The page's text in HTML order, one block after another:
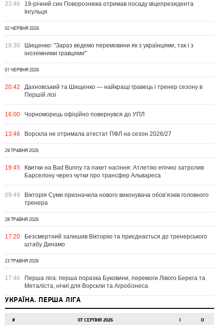
23:46
19-річний син Поворознюка отримав посаду віцепрезидента
Інгульця
02 ЧЕРВНЯ 2026
18:30
Шищенко: "Зараз ведемо перемовини як з українцями, так і з
іноземними гравцями"
01 ЧЕРВНЯ 2026
20:42
Дахновський та Шищенко — найкращі гравець і тренер сезону в
Першій лізі
16:00 Чорноморець офіційно повернувся до УПЛ
13:46 Ворскла не отримала атестат ПФЛ на сезон 2026/27
29 ТРАВНЯ 2026
19:45
Квитки на Bad Bunny та пакет насіння: Атлетіко епічно затролив
Барселону через чутки про трансфер Альвареса
09:49
Вікторія Суми призначила нового виконувача обов’язків головного
тренера
28 ТРАВНЯ 2026
17:20
Безсмертний залишив Вікторію та приєднається до тренерського
штабу Динамо
23 ТРАВНЯ 2026
17:46
Перша ліга: перша поразка Буковини, перемоги Лівого Берега та
Металіста, нічиї для Ворскли та Агробізнеса
УКРАЇНА. ПЕРША ЛІГА
# 07 СЕРПНЯ 2026 І О